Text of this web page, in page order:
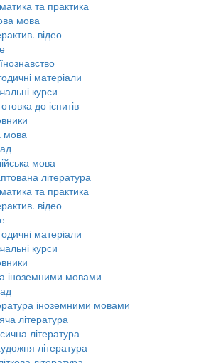
та практика
мова
відео
матеріали
курси
до іспитів
мова
мова
література
та практика
відео
матеріали
курси
іноземними мовами
іноземними мовами
література
література
література